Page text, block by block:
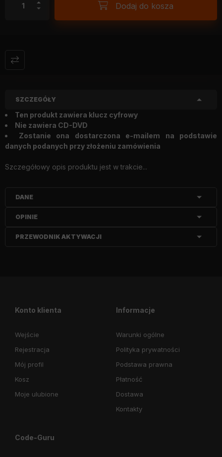
Dodaj do kosza
SZCZEGÓŁY
Ten produkt zawiera klucz cyfrowy
Nie zawiera CD-DVD
Zostanie ona dostarczona e-mailem na podstawie
danych podanych przy złożeniu zamówienia
Szczegółowy opis produktu jest w trakcie...
DANE
OPINIE
PRZEWODNIK AKTYWACJI
Konto klienta
Wejście
Rejestracja
Mój profil
Kosz
Moje ulubione
Informacje
Warunki ogólne
Polityka prywatności
Podstawa prawna
Płatność
Dostawa
Kontakty
Code-Guru